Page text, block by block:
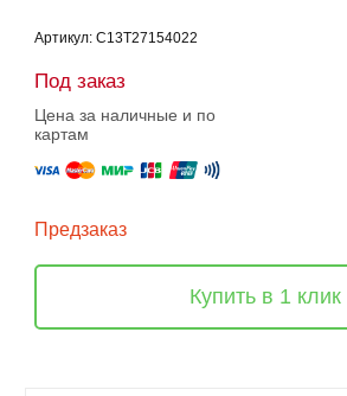
Артикул:C13T27154022
Под заказ
Цена за наличные и по
картам
Предзаказ
Купить в 1 клик